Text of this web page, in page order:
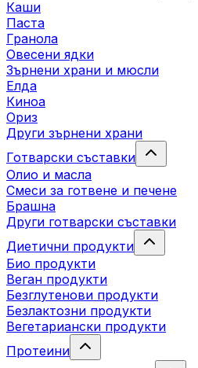
Каши
Паста
Гранола
Овесени ядки
Зърнени храни и мюсли
Елда
Киноа
Ориз
Други зърнени храни
Готварски съставки
Олио и масла
Смеси за готвене и печене
Брашна
Други готварски съставки
Диетични продукти
Био продукти
Веган продукти
Безглутенови продукти
Безлактозни продукти
Вегетариански продукти
Протеини